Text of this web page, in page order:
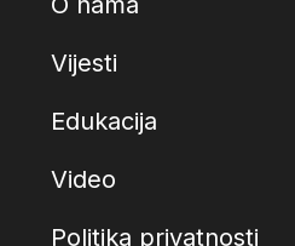
Vijesti
Edukacija
Video
Politika privatnosti